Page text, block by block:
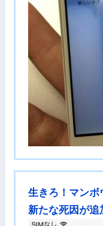
生きろ！マンボ
新たな死因が追